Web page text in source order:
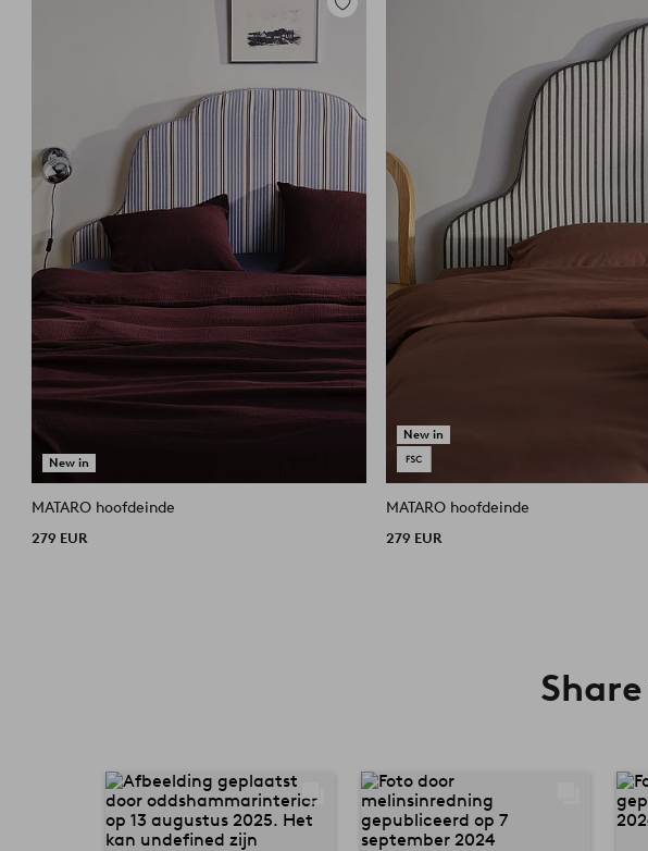
New in
Toevoegen
MATARO hoofdeinde
279 EUR
New in
MATARO hoofdeinde
279 EUR